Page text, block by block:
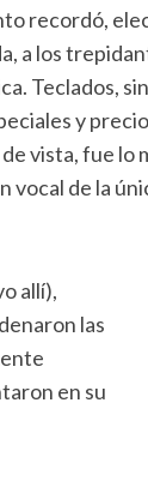
recordó,
a los
Teclados,
y
vista, fue lo
vocal de la
allí),
las
en su